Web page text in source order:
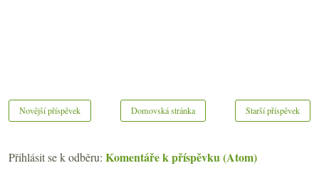
Novější příspěvek Starší příspěvek
Domovská stránka
Přihlásit se k odběru: Komentáře k příspěvku (Atom)